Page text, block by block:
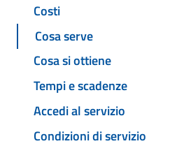
Costi
Cosa serve
Cosa si ottiene
Tempi e scadenze
Accedi al servizio
Condizioni di servizio